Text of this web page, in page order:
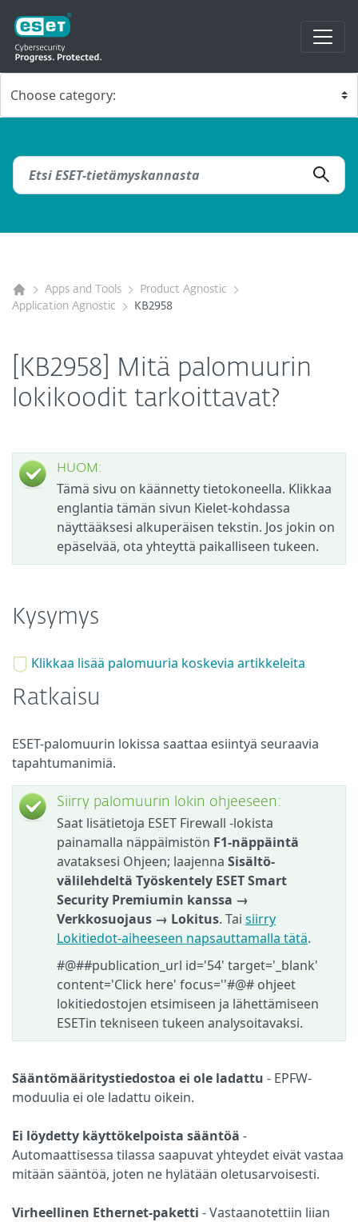
Apps and Tools
Product Agnostic
Application Agnostic
KB2958
[KB2958] Mitä palomuurin
lokikoodit tarkoittavat?
HUOM:
Tämä sivu on käännetty tietokoneella. Klikkaa
englantia tämän sivun Kielet-kohdassa
näyttääksesi alkuperäisen tekstin. Jos jokin on
epäselvää, ota yhteyttä paikalliseen tukeen.
Kysymys
Klikkaa lisää palomuuria koskevia artikkeleita
Ratkaisu
ESET-palomuurin lokissa saattaa esiintyä seuraavia
tapahtumanimiä.
Siirry palomuurin lokin ohjeeseen:
Saat lisätietoja ESET Firewall -lokista
painamalla näppäimistön F1-näppäintä
avataksesi Ohjeen; laajenna Sisältö-
välilehdeltä Työskentely ESET Smart
Security Premiumin kanssa →
Verkkosuojaus → Lokitus. Tai siirry
Lokitiedot-aiheeseen napsauttamalla tätä.
#@##publication_url id='54' target='_blank'
content='Click here' focus=''#@# ohjeet
lokitiedostojen etsimiseen ja lähettämiseen
ESETin tekniseen tukeen analysoitavaksi.
Sääntömääritystiedostoa ei ole ladattu - EPFW-
moduulia ei ole ladattu oikein.
Ei löydetty käyttökelpoista sääntöä -
Automaattisessa tilassa saapuvat yhteydet eivät vastaa
mitään sääntöä, joten ne hylätään oletusarvoisesti.
Virheellinen Ethernet-paketti - Vastaanotettiin liian